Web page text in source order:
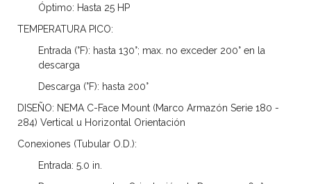
Óptimo: Hasta 25 HP
TEMPERATURA PICO:
Entrada (°F): hasta 130°; max. no exceder 200° en la
descarga
Descarga (°F): hasta 200°
DISEÑO: NEMA C-Face Mount (Marco Armazón Serie 180 -
284) Vertical u Horizontal Orientación
Conexiones (Tubular O.D.):
Entrada: 5.0 in.